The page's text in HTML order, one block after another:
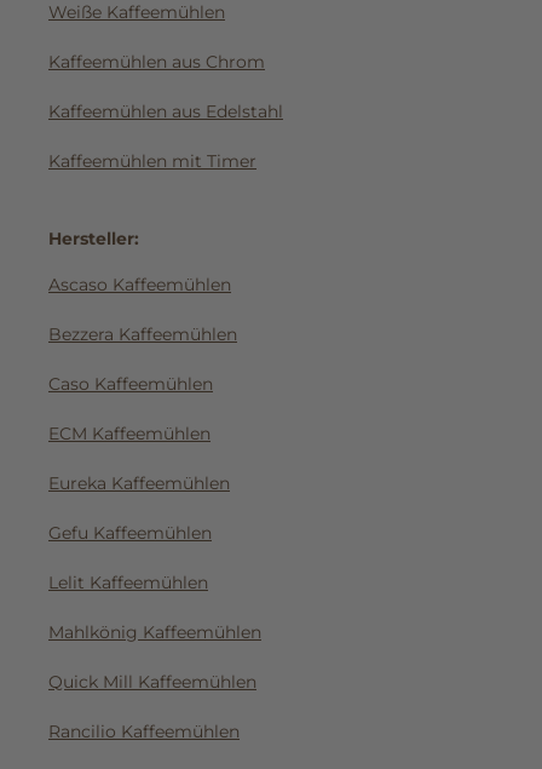
Weiße Kaffeemühlen
Kaffeemühlen aus Chrom
Kaffeemühlen aus Edelstahl
Kaffeemühlen mit Timer
Hersteller:
Ascaso Kaffeemühlen
Bezzera Kaffeemühlen
Caso Kaffeemühlen
ECM Kaffeemühlen
Eureka Kaffeemühlen
Gefu Kaffeemühlen
Lelit Kaffeemühlen
Mahlkönig Kaffeemühlen
Quick Mill Kaffeemühlen
Rancilio Kaffeemühlen